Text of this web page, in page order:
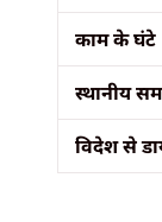
काम के घंटे
स्थानीय
विदेश से